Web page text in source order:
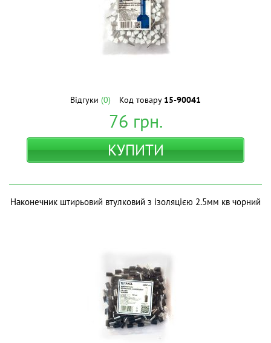
Відгуки (0) Код товару 15-90041
76 грн.
КУПИТИ
Наконечник штирьовий втулковий з ізоляцією 2.5мм кв чорний